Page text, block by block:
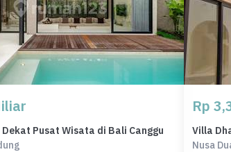
Pusat Wisata di Bali Canggu
Rp
Villa
Nusa